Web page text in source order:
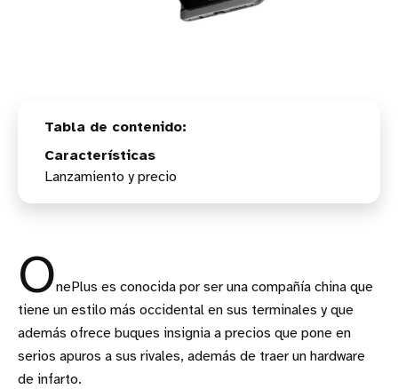
Características
Lanzamiento y precio
OnePlus es conocida por ser una compañía china que
tiene un estilo más occidental en sus terminales y que
además ofrece buques insignia a precios que pone en
serios apuros a sus rivales, además de traer un hardware
de infarto.